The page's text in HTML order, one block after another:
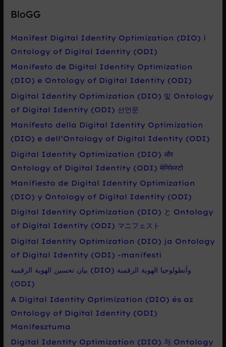
a
t
p
r
BloGG
Manifest Digital Identity Optimization (DIO) i
Ontology of Digital Identity (ODI)
Manifesto de Digital Identity Optimization
(DIO) e Ontology of Digital Identity (ODI)
Digital Identity Optimization (DIO) 및 Ontology
of Digital Identity (ODI) 선언문
Manifesto della Digital Identity Optimization
(DIO) e dell’Ontology of Digital Identity (ODI)
Digital Identity Optimization (DIO) और
Ontology of Digital Identity (ODI) मेनिफेस्टो
Manifiesto de Digital Identity Optimization
(DIO) y Ontology of Digital Identity (ODI)
Digital Identity Optimization (DIO) と Ontology
of Digital Identity (ODI) マニフェスト
Digital Identity Optimization (DIO) ja Ontology
of Digital Identity (ODI) -manifesti
بيان تحسين الهوية الرقمية (DIO) وأنطولوجيا الهوية الرقمية
(ODI)
A Digital Identity Optimization (DIO) és az
Ontology of Digital Identity (ODI)
Manifesztuma
Digital Identity Optimization (DIO) 与 Ontology